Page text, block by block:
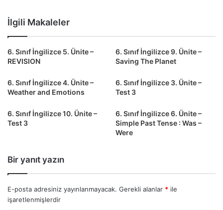
İlgili Makaleler
6. Sınıf İngilizce 5. Ünite –
REVISION
6. Sınıf İngilizce 9. Ünite –
Saving The Planet
6. Sınıf İngilizce 4. Ünite –
Weather and Emotions
6. Sınıf İngilizce 3. Ünite –
Test 3
6. Sınıf İngilizce 10. Ünite –
Test 3
6. Sınıf İngilizce 6. Ünite –
Simple Past Tense : Was –
Were
Bir yanıt yazın
E-posta adresiniz yayınlanmayacak. Gerekli alanlar * ile
işaretlenmişlerdir